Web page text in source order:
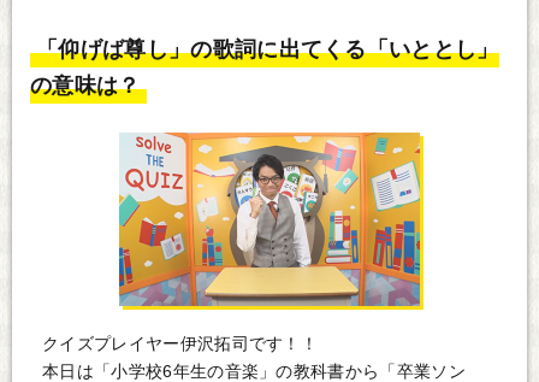
「仰げば尊し」の歌詞に出てくる「いととし」
の意味は？
クイズプレイヤー伊沢拓司です！！
本日は「小学校6年生の音楽」の教科書から「卒業ソン